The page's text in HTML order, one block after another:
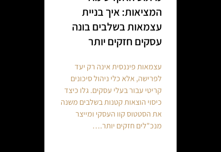
המציאות: איך בניית
עצמאות בשלבים בונה
עסקים חזקים יותר
עצמאות פיננסית אינה רק יעד
לפרישה, אלא כלי ניהול סיכונים
קריטי עבור בעלי עסקים. גלו כיצד
כיסוי הוצאות קטנות בשלבים משנה
את הסטטוס קוו העסקי ומייצר
מנכ"לים חזקים יותר.…